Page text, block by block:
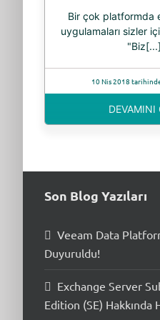
Bir çok platformda
uygulamaları sizler
"Biz[...]
10 Nis 2018
DEVAMINI
Son Blog Yazıları
Veeam Data
Duyuruldu!
Exchange Server
Edition (SE) Hakkında